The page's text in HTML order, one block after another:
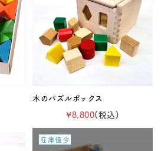
木のパズルボックス
¥8,800(税込)
在庫僅少